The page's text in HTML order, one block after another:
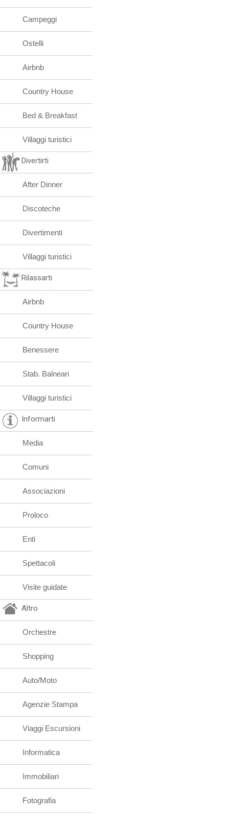
Campeggi
Ostelli
Airbnb
Country House
Bed & Breakfast
Villaggi turistici
Divertirti
After Dinner
Discoteche
Divertimenti
Villaggi turistici
Rilassarti
Airbnb
Country House
Benessere
Stab. Balneari
Villaggi turistici
Informarti
Media
Comuni
Associazioni
Proloco
Enti
Spettacoli
Visite guidate
Altro
Orchestre
Shopping
Auto/Moto
Agenzie Stampa
Viaggi Escursioni
Informatica
Immobiliari
Fotografia